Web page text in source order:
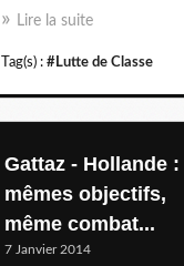
Lire la suite
Tag(s) : #Lutte de Classe
Gattaz - Hollande :
mêmes objectifs,
même combat...
7 Janvier 2014